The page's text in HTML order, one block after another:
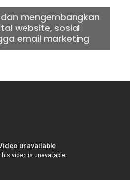
mengembangkan
website, sosial
email marketing